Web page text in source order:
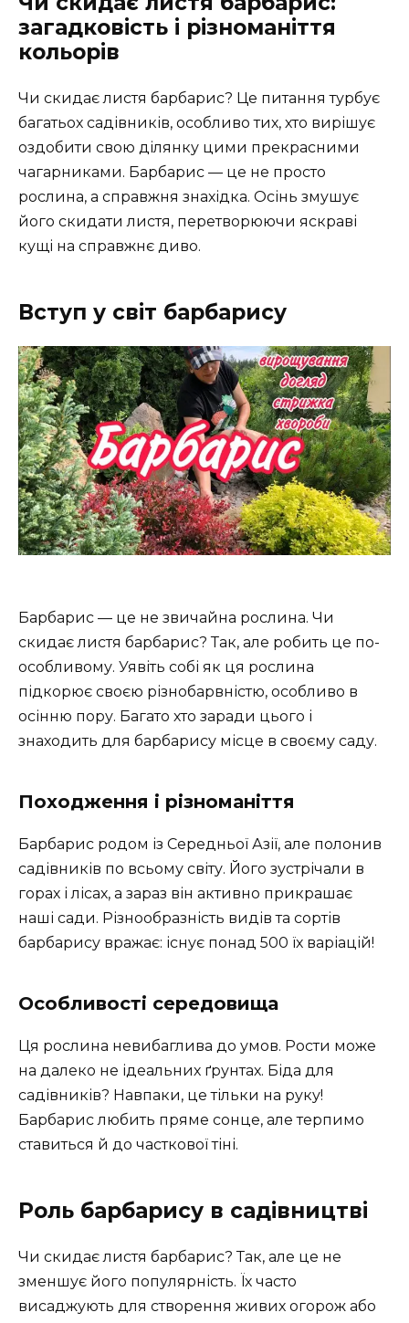
загадковість і різноманіття
кольорів
Чи скидає листя барбарис? Це питання турбує
багатьох садівників, особливо тих, хто вирішує
оздобити свою ділянку цими прекрасними
чагарниками. Барбарис — це не просто
рослина, а справжня знахідка. Осінь змушує
його скидати листя, перетворюючи яскраві
кущі на справжнє диво.
Вступ у світ барбарису
Барбарис — це не звичайна рослина. Чи
скидає листя барбарис? Так, але робить це по-
особливому. Уявіть собі як ця рослина
підкорює своєю різнобарвністю, особливо в
осінню пору. Багато хто заради цього і
знаходить для барбарису місце в своєму саду.
Походження і різноманіття
Барбарис родом із Середньої Азії, але полонив
садівників по всьому світу. Його зустрічали в
горах і лісах, а зараз він активно прикрашає
наші сади. Різнообразність видів та сортів
барбарису вражає: існує понад 500 їх варіацій!
Особливості середовища
Ця рослина невибаглива до умов. Рости може
на далеко не ідеальних ґрунтах. Біда для
садівників? Навпаки, це тільки на руку!
Барбарис любить пряме сонце, але терпимо
ставиться й до часткової тіні.
Роль барбарису в садівництві
Чи скидає листя барбарис? Так, але це не
зменшує його популярність. Їх часто
висаджують для створення живих огорож або